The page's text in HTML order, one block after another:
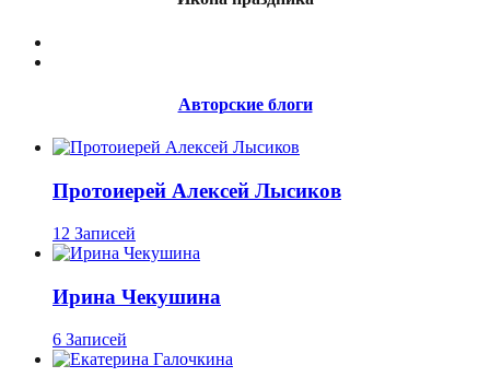
Авторские блоги
Протоиерей Алексей Лысиков
12 Записей
Ирина Чекушина
6 Записей